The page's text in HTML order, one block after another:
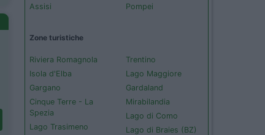
Assisi
Pompei
Zone turistiche
Riviera Romagnola
Isola d'Elba
Gargano
Cinque Terre - La
Spezia
Lago Trasimeno
Trentino
Lago Maggiore
Gardaland
Mirabilandia
Lago di Como
Lago di Braies (BZ)